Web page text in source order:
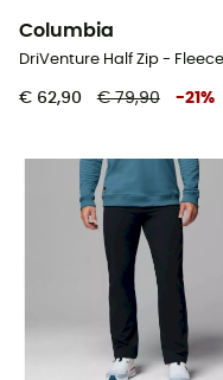
Columbia
€ 62,90 € 79,90 -21 %